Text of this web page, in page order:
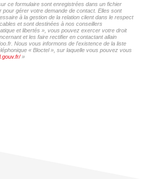
ce formulaire sont enregistrées dans un fichier
pour gérer votre demande de contact. Elles sont
à la gestion de la relation client dans le respect
et sont destinées à nos conseillers
et libertés », vous pouvez exercer votre droit
et les faire rectifier en contactant allain
Nous vous informons de l'existence de la liste
« Bloctel », sur laquelle vous pouvez vous
»